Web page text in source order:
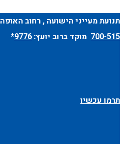
תנועת מעייני הישועה ,רחוב האופה 4
700-515 מוקד ברוב יועץ: 9776
*
תרמו עכשיו